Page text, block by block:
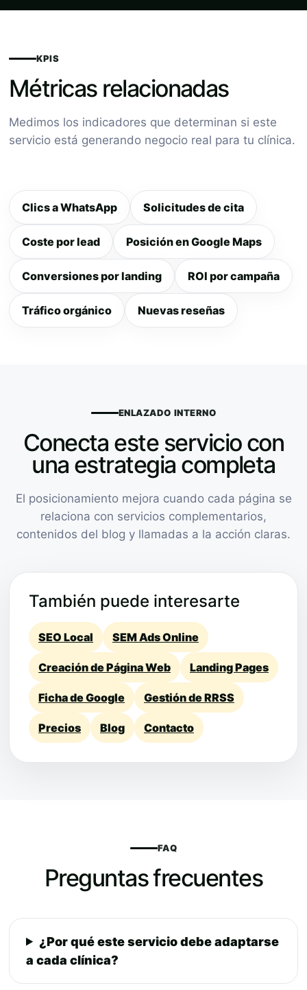
KPIS
Métricas relacionadas
Medimos los indicadores que determinan si este
servicio está generando negocio real para tu clínica.
Clics a WhatsApp Solicitudes de cita
Coste por lead Posición en Google Maps
Conversiones por landing ROI por campaña
Tráfico orgánico Nuevas reseñas
ENLAZADO INTERNO
Conecta este servicio con
una estrategia completa
El posicionamiento mejora cuando cada página se
relaciona con servicios complementarios,
contenidos del blog y llamadas a la acción claras.
También puede interesarte
SEO Local SEM Ads Online
Creación de Página Web Landing Pages
Ficha de Google Gestión de RRSS
Precios Blog Contacto
FAQ
Preguntas frecuentes
¿Por qué este servicio debe adaptarse
a cada clínica?